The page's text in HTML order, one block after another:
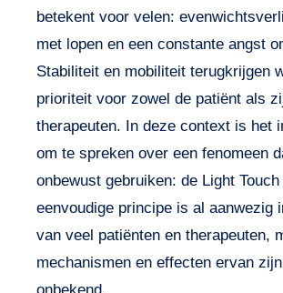
betekent voor velen:
met lopen en een constante angst
Stabiliteit en mobiliteit terugkrijgen
prioriteit voor zowel de patiënt als
therapeuten. In deze context is het
om te spreken over een fenomeen
onbewust gebruiken: de Light Touch
eenvoudige principe is al aanwezig
van veel patiënten en therapeuten,
mechanismen en effecten ervan